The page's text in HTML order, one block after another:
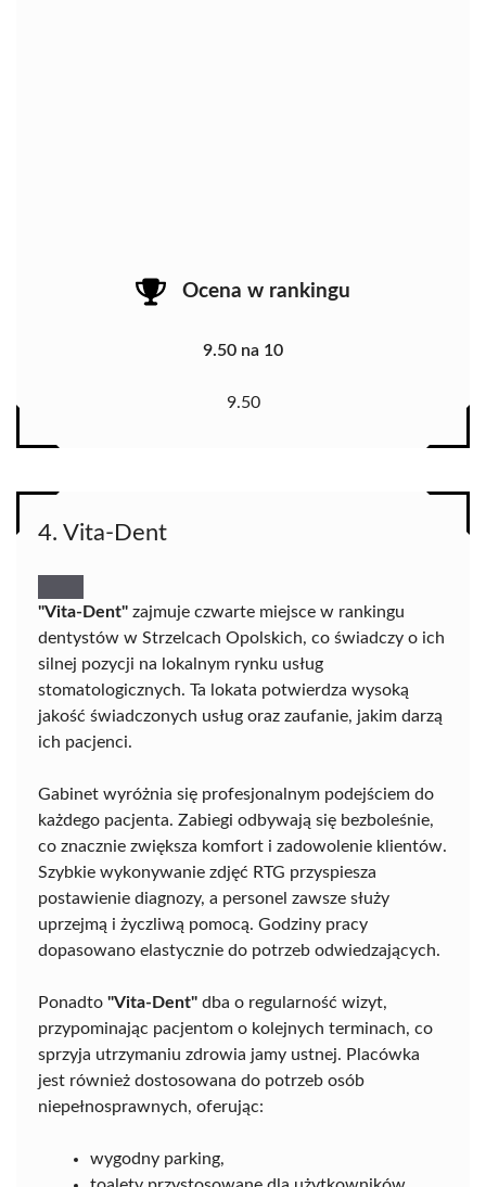
Ocena w rankingu
9.50 na 10
9.50
4. Vita-Dent
"Vita-Dent" zajmuje czwarte miejsce w rankingu
dentystów w Strzelcach Opolskich, co świadczy o ich
silnej pozycji na lokalnym rynku usług
stomatologicznych. Ta lokata potwierdza wysoką
jakość świadczonych usług oraz zaufanie, jakim darzą
ich pacjenci.
Gabinet wyróżnia się profesjonalnym podejściem do
każdego pacjenta. Zabiegi odbywają się bezboleśnie,
co znacznie zwiększa komfort i zadowolenie klientów.
Szybkie wykonywanie zdjęć RTG przyspiesza
postawienie diagnozy, a personel zawsze służy
uprzejmą i życzliwą pomocą. Godziny pracy
dopasowano elastycznie do potrzeb odwiedzających.
Ponadto "Vita-Dent" dba o regularność wizyt,
przypominając pacjentom o kolejnych terminach, co
sprzyja utrzymaniu zdrowia jamy ustnej. Placówka
jest również dostosowana do potrzeb osób
niepełnosprawnych, oferując:
wygodny parking,